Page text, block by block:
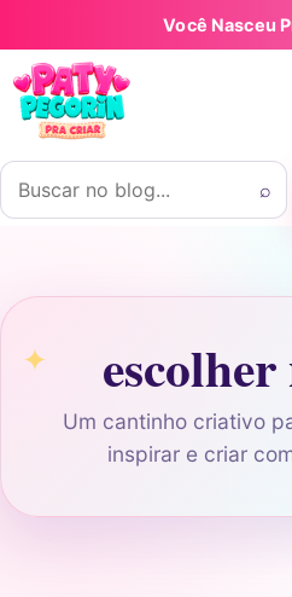
Pular para o conteúdoVocê Nasceu
Buscar por:
⌕
Um cantinho criativo
inspirar e criar